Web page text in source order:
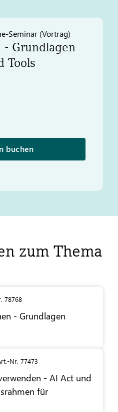
Seminar (Vortrag)​
- Grundlagen
Tools
buchen
zum Thema
78768
- Grundlagen
Nr. 77473
- AI Act und
für